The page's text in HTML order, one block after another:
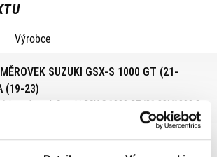
Výrobce
SUZUKI GSX-S 1000 GT (21-
(19-23)
směrovek Suzuki GSX-S 1000 GT (21-23)/1000 S